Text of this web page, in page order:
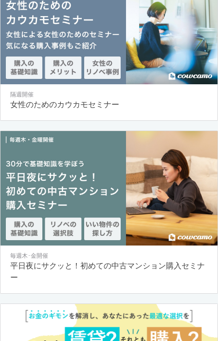
隔週開催
女性のためのカウカモセミナー
毎週木･金開催
平日夜にサクッと！初めての中古マンション購入セミナ
ー